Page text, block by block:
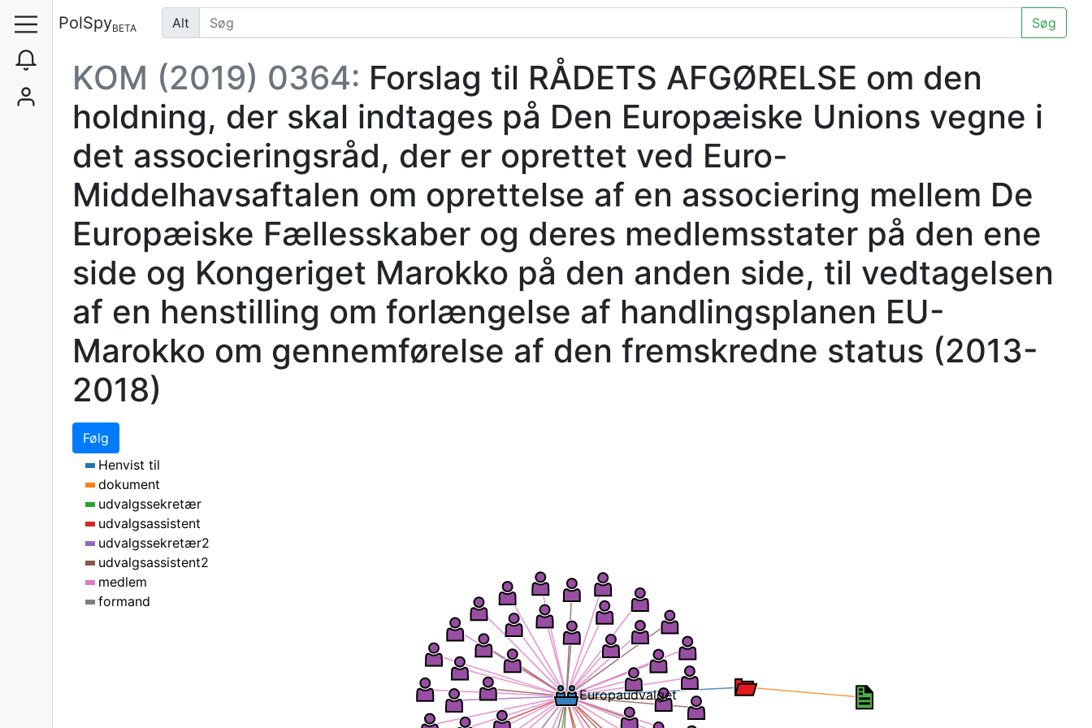
PolSpyBETA Alt Søg
KOM (2019) 0364: Forslag til RÅDETS AFGØRELSE om den
holdning, der skal indtages på Den Europæiske Unions vegne i
det associeringsråd, der er oprettet ved Euro-
Middelhavsaftalen om oprettelse af en associering mellem De
Europæiske Fællesskaber og deres medlemsstater på den ene
side og Kongeriget Marokko på den anden side, til vedtagelsen
af en henstilling om forlængelse af handlingsplanen EU-
Marokko om gennemførelse af den fremskredne status (2013-
2018)
Følg
Europaudvalget
Henvist til
dokument
udvalgssekretær
udvalgsassistent
udvalgssekretær2
udvalgsassistent2
medlem
formand